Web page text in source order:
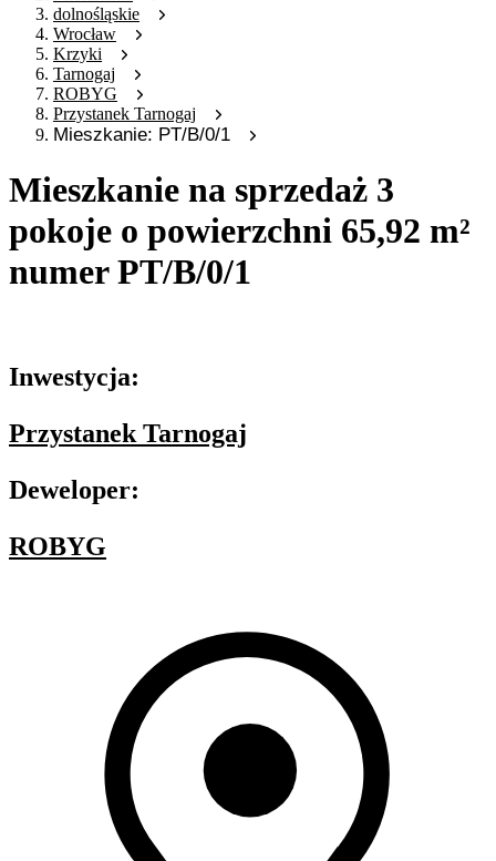
dolnośląskie
Wrocław
Krzyki
Tarnogaj
ROBYG
Przystanek Tarnogaj
Mieszkanie: PT/B/0/1
Mieszkanie na sprzedaż 3
pokoje o powierzchni 65,92 m²
numer PT/B/0/1
Inwestycja:
Przystanek Tarnogaj
Deweloper:
ROBYG